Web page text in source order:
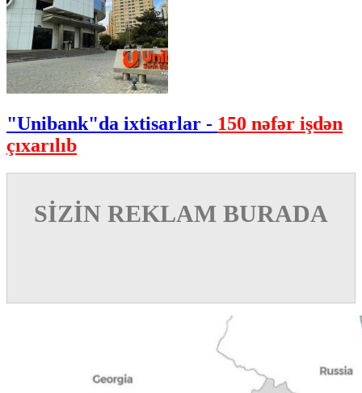
"Unibank"da ixtisarlar - 150 nəfər işdən
çıxarılıb
SİZİN REKLAM BURADA